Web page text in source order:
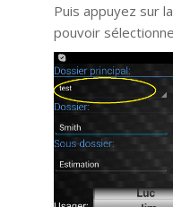
Puis appuyez sur
pouvoir